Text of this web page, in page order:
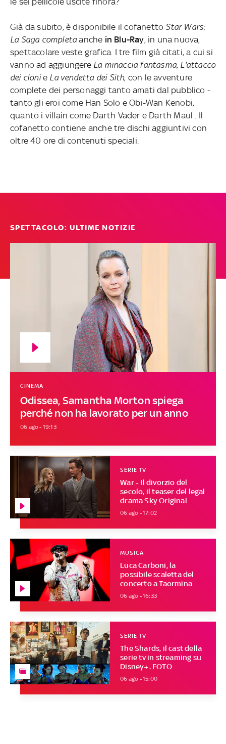
Già da subito, è disponibile il cofanettoStar Wars:
La Saga completaanche in Blu-Ray, in una nuova,
spettacolare veste grafica. I tre film già citati, a cui si
vanno ad aggiungereLa minaccia fantasma, L'attacco
dei clonie La vendetta dei Sith, con le avventure
complete dei personaggi tanto amati dal pubblico -
tanto gli eroi come Han Solo e Obi-Wan Kenobi,
quanto i villain come Darth Vader e Darth Maul . Il
cofanetto contiene anche tre dischi aggiuntivi con
oltre 40 ore di contenuti speciali.
SPETTACOLO: ULTIME NOTIZIE
Odissea, Samantha Morton spiega
perché non ha lavorato per un anno
CINEMA
06 ago - 19:13
War - Il divorzio del
secolo, il teaser del legal
drama Sky Original
SERIE TV
06 ago - 17:02
Luca Carboni, la
possibile scaletta del
concerto a Taormina
MUSICA
06 ago - 16:33
The Shards, il cast della
serie tv in streaming su
Disney+. FOTO
SERIE TV
06 ago - 15:00